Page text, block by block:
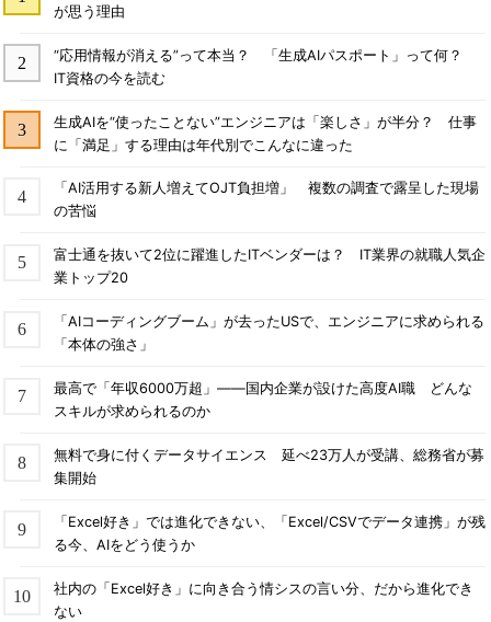
が思う理由
“応用情報が消える”って本当？ 「生成AIパスポート」って何？
IT資格の今を読む
生成AIを“使ったことない”エンジニアは「楽しさ」が半分？ 仕事
に「満足」する理由は年代別でこんなに違った
「AI活用する新人増えてOJT負担増」 複数の調査で露呈した現場
の苦悩
富士通を抜いて2位に躍進したITベンダーは？ IT業界の就職人気企
業トップ20
「AIコーディングブーム」が去ったUSで、エンジニアに求められる
「本体の強さ」
最高で「年収6000万超」――国内企業が設けた高度AI職 どんな
スキルが求められるのか
無料で身に付くデータサイエンス 延べ23万人が受講、総務省が募
集開始
「Excel好き」では進化できない、「Excel/CSVでデータ連携」が残
る今、AIをどう使うか
社内の「Excel好き」に向き合う情シスの言い分、だから進化でき
ない